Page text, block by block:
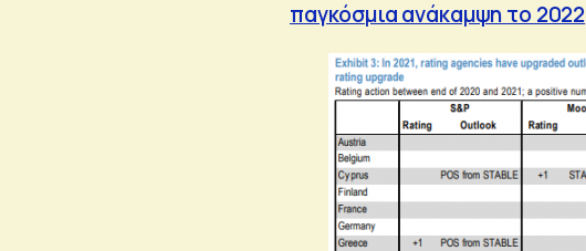
παγκόσμια ανάκαμψη το 2022